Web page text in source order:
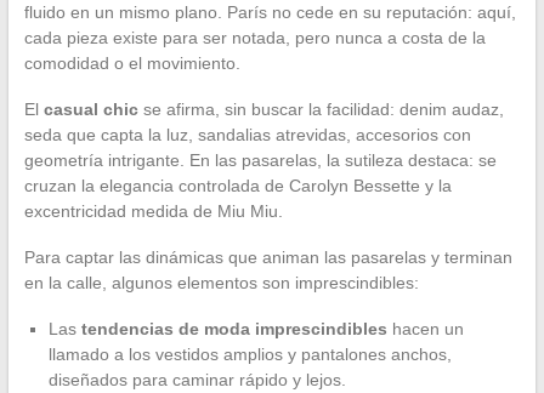
fluido en un mismo plano. París no cede en su reputación: aquí,
cada pieza existe para ser notada, pero nunca a costa de la
comodidad o el movimiento.
El casual chicse afirma, sin buscar la facilidad: denim audaz,
seda que capta la luz, sandalias atrevidas, accesorios con
geometría intrigante. En las pasarelas, la sutileza destaca: se
cruzan la elegancia controlada de Carolyn Bessette y la
excentricidad medida de Miu Miu.
Para captar las dinámicas que animan las pasarelas y terminan
en la calle, algunos elementos son imprescindibles:
Las tendencias de moda imprescindibles hacen un
llamado a los vestidos amplios y pantalones anchos,
diseñados para caminar rápido y lejos.